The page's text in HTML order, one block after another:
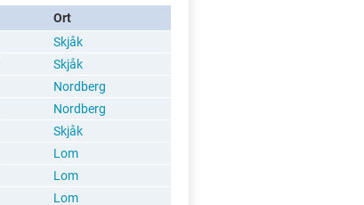
Ort
Skjåk
Skjåk
Nordberg
Nordberg
Skjåk
Lom
Lom
Lom